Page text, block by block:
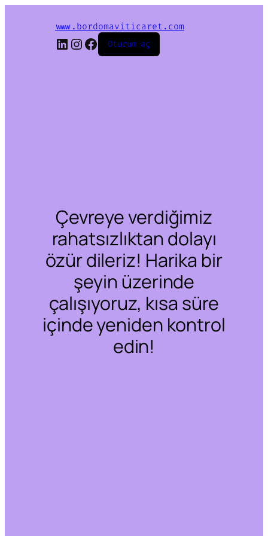
www.bordomaviticaret.com
LinkedIn
Instagram
Facebook
Oturum aç
Çevreye verdiğimiz
rahatsızlıktan dolayı
özür dileriz! Harika bir
şeyin üzerinde
çalışıyoruz, kısa süre
içinde yeniden kontrol
edin!